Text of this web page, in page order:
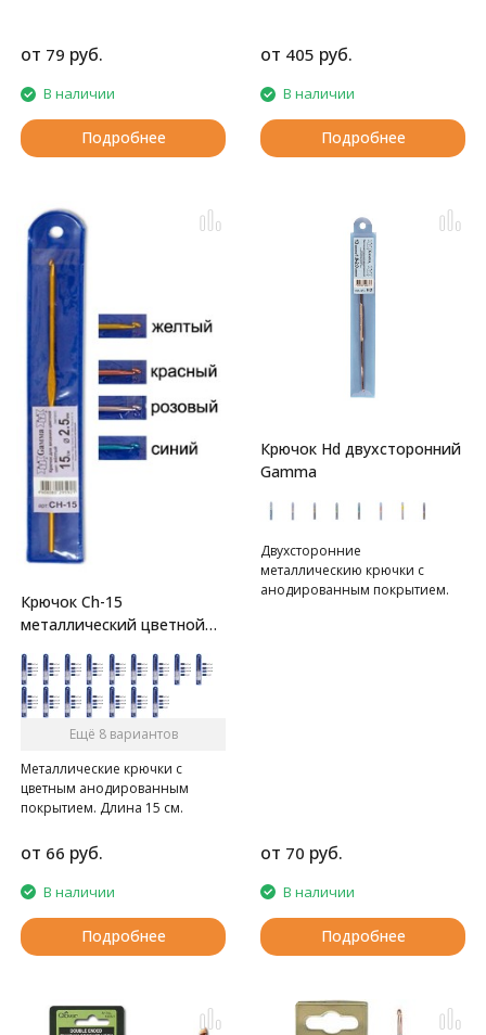
от 79 руб.
В наличии
Подробнее
от 405 руб.
В наличии
Подробнее
Крючок Ch-15
металлический цветной
Ещё 8 вариантов
Металлические крючки с
цветным анодированным
покрытием. Длина 15 см.
от 66 руб.
В наличии
Подробнее
Крючок Hd двухсторонний
Gamma
Двухсторонние
металлическию крючки с
анодированным покрытием.
от 70 руб.
В наличии
Подробнее